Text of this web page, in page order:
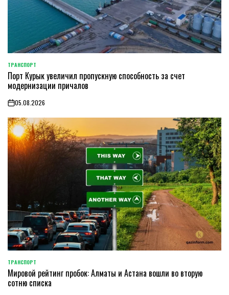
POSTED
IN
ТРАНСПОРТ
Порт Курык увеличил пропускную способность за счет
модернизации причалов
on05.08.2026
POSTED
IN
ТРАНСПОРТ
Мировой рейтинг пробок: Алматы и Астана вошли во вторую
сотню списка